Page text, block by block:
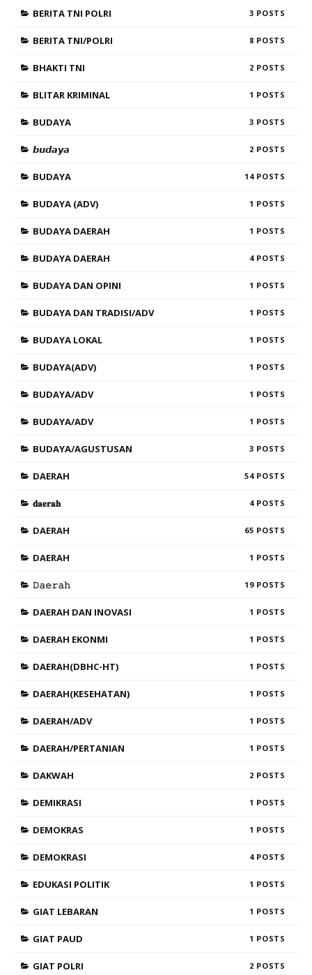
BERITA TNI POLRI 3
BERITA TNI/POLRI 8
BHAKTI TNI 2
BLITAR KRIMINAL 1
BUDAYA 3
𝙗𝙪𝙙𝙖𝙮𝙖 2
BUDAYA 14
BUDAYA (ADV) 1
BUDAYA DAERAH 1
BUDAYA DAERAH 4
BUDAYA DAN OPINI 1
BUDAYA DAN TRADISI/ADV 1
BUDAYA LOKAL 1
BUDAYA(ADV) 1
BUDAYA/ADV 1
BUDAYA/ADV 1
BUDAYA/AGUSTUSAN 3
DAERAH 54
𝐝𝐚𝐞𝐫𝐚𝐡 4
DAERAH 65
DAERAH 1
𝙳𝚊𝚎𝚛𝚊𝚑 19
DAERAH DAN INOVASI 1
DAERAH EKONMI 1
DAERAH(DBHC-HT) 1
DAERAH(KESEHATAN) 1
DAERAH/ADV 1
DAERAH/PERTANIAN 1
DAKWAH 2
DEMIKRASI 1
DEMOKRAS 1
DEMOKRASI 4
EDUKASI POLITIK 1
GIAT LEBARAN 1
GIAT PAUD 1
GIAT POLRI 2